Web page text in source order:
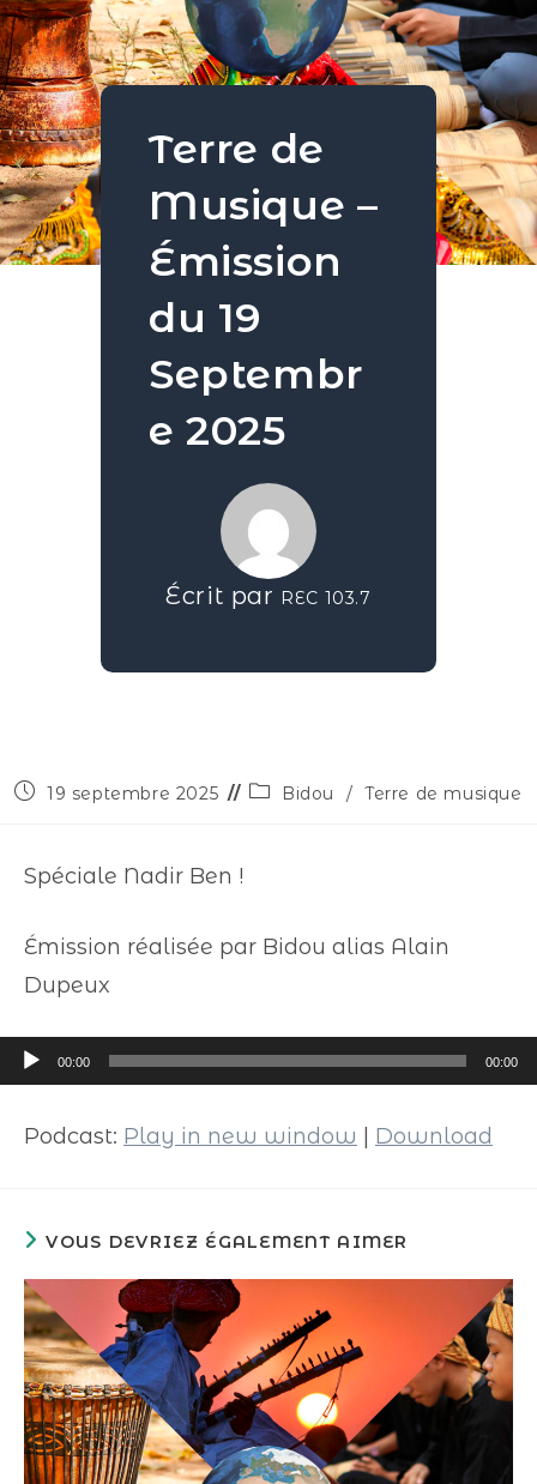
Terre de
Musique –
Émission
du 19
Septembr
e 2025
Écrit par REC 103.7
19 septembre 2025 Bidou / Terre de musique
Spéciale Nadir Ben !
Émission réalisée par Bidou alias Alain
Dupeux
Lecteur
audio
00:00 00:00
Podcast: Play in new window Download
VOUS DEVRIEZ ÉGALEMENT AIMER